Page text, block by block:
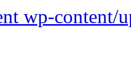
wp-content/